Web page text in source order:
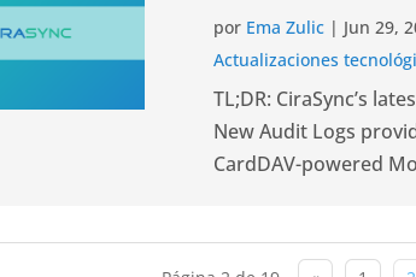
por Ema Zulic | Jun 29,
Actualizaciones
TL;DR: CiraSync’s
New Audit Logs
CardDAV-powered